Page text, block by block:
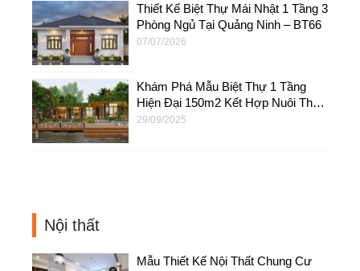
Thiết Kế Biệt Thự Mái Nhật 1 Tầng 3
Phòng Ngủ Tại Quảng Ninh – BT66
07/07/2026
Khám Phá Mẫu Biệt Thự 1 Tầng
Hiện Đại 150m2 Kết Hợp Nuôi Thú
Cưng Tại Cà Mau – BT60
29/09/2025
Nội thất
Mẫu Thiết Kế Nội Thất Chung Cư